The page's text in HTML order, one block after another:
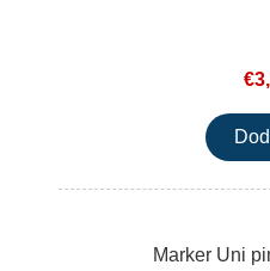
Marker Uni